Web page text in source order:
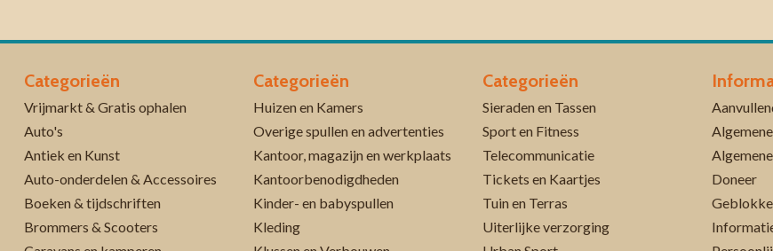
Categorieën
Vrijmarkt & Gratis ophalen
Auto's
Antiek en Kunst
Auto-onderdelen & Accessoires
Boeken & tijdschriften
Brommers & Scooters
Categorieën
Huizen en Kamers
Overige spullen en advertenties
Kantoor, magazijn en werkplaats
Kantoorbenodigdheden
Kinder- en babyspullen
Kleding
Categorieën
Sieraden en Tassen
Sport en Fitness
Telecommunicatie
Tickets en Kaartjes
Tuin en Terras
Uiterlijke verzorging
Doneer